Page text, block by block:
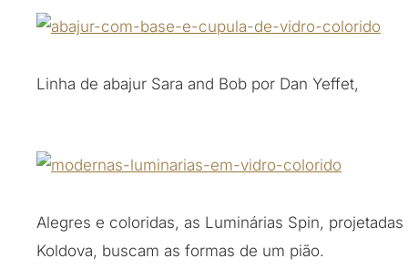
Linha de abajur Sara and Bob por Dan Yeffet,
Alegres e coloridas, as Luminárias Spin,
Koldova, buscam as formas de um pião.